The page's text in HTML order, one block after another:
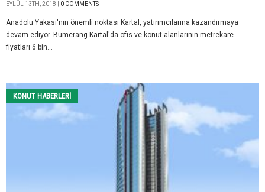
EYLÜL 13TH, 2018 | 0 COMMENTS
Anadolu Yakası'nın önemli noktası Kartal, yatırımcılarına kazandırmaya
devam ediyor. Bumerang Kartal'da ofis ve konut alanlarının metrekare
fiyatları 6 bin...
KONUT HABERLERI